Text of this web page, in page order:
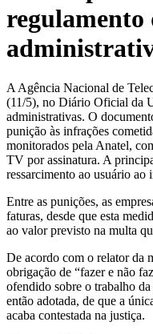
regulamento
A Agência Nacional de
(11/5), no Diário Oficial da
administrativas. O
punição às infrações
monitorados pela Anatel,
TV por assinatura. A
ressarcimento ao usuário ao
Entre as punições, as
faturas, desde que esta
ao valor previsto na multa
De acordo com o relator da
obrigação de “fazer e não
ofendido sobre o trabalho
então adotada, de que a
acaba contestada na justiça.